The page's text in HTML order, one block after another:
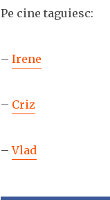
Pe cine taguiesc:
– Irene
– Criz
–Vlad